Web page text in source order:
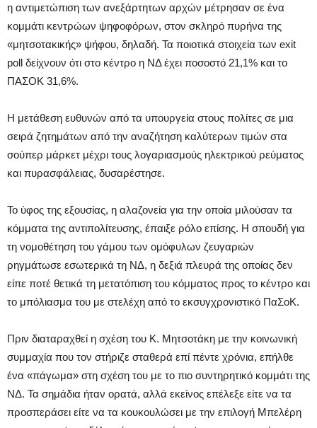
η αντιμετώπιση των ανεξάρτητων αρχών μέτρησαν σε ένα
κομμάτι κεντρώων ψηφοφόρων, στον σκληρό πυρήνα της
«μητσοτακικής» ψήφου, δηλαδή. Τα ποιοτικά στοιχεία των exit
poll δείχνουν ότι στο κέντρο η ΝΔ έχει ποσοστό 21,1% και το
ΠΑΣΟΚ 31,6%.
Η μετάθεση ευθυνών από τα υπουργεία στους πολίτες σε μια
σειρά ζητημάτων από την αναζήτηση καλύτερων τιμών στα
σούπερ μάρκετ μέχρι τους λογαριασμούς ηλεκτρικού ρεύματος
και πυρασφάλειας, δυσαρέστησε.
Το ύφος της εξουσίας, η αλαζονεία για την οποία μιλούσαν τα
κόμματα της αντιπολίτευσης, έπαιξε ρόλο επίσης. Η σπουδή για
τη νομοθέτηση του γάμου των ομόφυλων ζευγαριών
ρηγμάτωσε εσωτερικά τη ΝΔ, η δεξιά πλευρά της οποίας δεν
είπε ποτέ θετικά τη μετατόπιση του κόμματος προς το κέντρο και
το μπόλιασμα του με στελέχη από το εκσυγχρονιστικό ΠαΣοΚ.
Πριν διαταραχθεί η σχέση του Κ. Μητσοτάκη με την κοινωνική
συμμαχία που τον στήριζε σταθερά επί πέντε χρόνια, επήλθε
ένα «πάγωμα» στη σχέση του με το πιο συντηρητικό κομμάτι της
ΝΔ. Τα σημάδια ήταν ορατά, αλλά εκείνος επέλεξε είτε να τα
προσπεράσει είτε να τα κουκουλώσει με την επιλογή Μπελέρη